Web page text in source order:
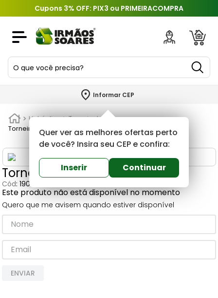
Cupons 3% OFF: PIX3 ou PRIMEIRACOMPRA
O que você precisa?
Informar CEP
Quer ver as melhores ofertas perto
de você? Insira seu CEP e confira:
Inserir Continuar
Hidráulica
Torneira boia
Torneira Boia 3/4 Plástico Krona
Torneira Boia 3/4 Plástico Krona
Cód:190446
Este produto não está disponível no momento
Quero que me avisem quando estiver disponível
ENVIAR
TERMOS MAIS BUSCADOS
2º
porta
revestimento
5º
telha
6 º
argamassa
8º
cimento
9 º
10º vaso sanitário